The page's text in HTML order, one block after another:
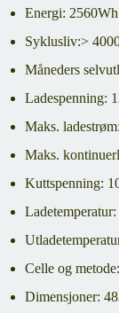
Energi: 2560Wh
Syklusliv:>
Måneders
Ladespenning:
Maks.
Maks.
Kuttspenning:
Celle og
Dimensjoner: